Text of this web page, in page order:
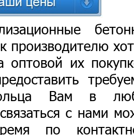
производителю
оптовой их
Вам в
с нами
по